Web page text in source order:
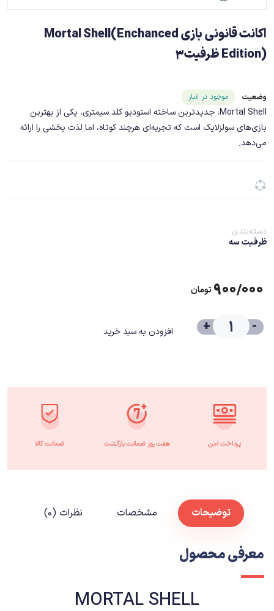
اکانت قانونی بازی Mortal Shell(Enchanced
Edition) ظرفیت3
وضعیت موجود در انبارشناسه محصول ۲۵۲۱۴
Mortal Shell، جدیدترین ساخته استودیو کلد سیمتری، یکی از بهترین
بازی‌های سولزلایک است که تجربه‌ای هرچند کوتاه، اما لذت بخشی را ارائه
می‌دهد.
دسته‌بندی
ظرفیت سه
۹۰۰/۰۰۰ تومان
-
+ افزودن به سبد خرید
پرداخت امن هفت روز ضمانت بازگشت ضمانت کالا
توضیحات مشخصات نظرات (۰)
معرفی محصول
MORTAL SHELL